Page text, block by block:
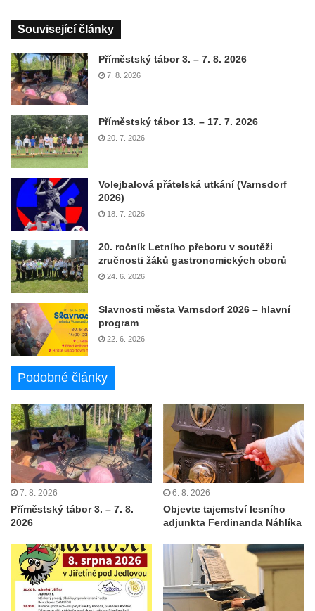
Související články
Příměstský tábor 3. – 7. 8. 2026
7. 8. 2026
Příměstský tábor 13. – 17. 7. 2026
20. 7. 2026
Volejbalová přátelská utkání (Varnsdorf
2026)
18. 7. 2026
20. ročník Letního přeboru v soutěži
zručnosti žáků gastronomických oborů
24. 6. 2026
Slavnosti města Varnsdorf 2026 – hlavní
program
22. 6. 2026
Podobné články
7. 8. 2026
Příměstský tábor 3. – 7. 8.
2026
6. 8. 2026
Objevte tajemství lesního
adjunkta Ferdinanda Náhlíka